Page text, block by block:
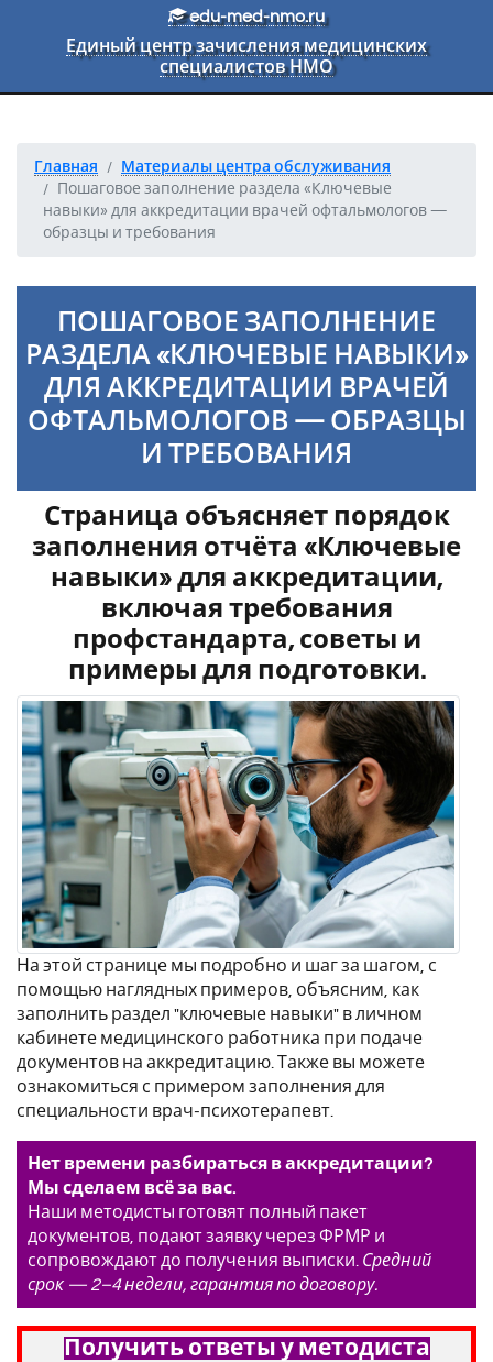
Перейти к основному текстуedu-med-nmo.ru
Единый центр зачисления медицинских
специалистов НМО
Главная
Материалы центра обслуживания
Пошаговое заполнение раздела «Ключевые
навыки» для аккредитации врачей офтальмологов —
образцы и требования
ПОШАГОВОЕ ЗАПОЛНЕНИЕ
РАЗДЕЛА «КЛЮЧЕВЫЕ НАВЫКИ»
ДЛЯ АККРЕДИТАЦИИ ВРАЧЕЙ
ОФТАЛЬМОЛОГОВ — ОБРАЗЦЫ
И ТРЕБОВАНИЯ
Страница объясняет порядок
заполнения отчёта «Ключевые
навыки» для аккредитации,
включая требования
профстандарта, советы и
примеры для подготовки.
На этой странице мы подробно и шаг за шагом, с
помощью наглядных примеров, объясним, как
заполнить раздел "ключевые навыки" в личном
кабинете медицинского работника при подаче
документов на аккредитацию. Также вы можете
ознакомиться с примером заполнения для
специальности врач-психотерапевт.
Нет времени разбираться в аккредитации?
Мы сделаем всё за вас.
Наши методисты готовят полный пакет
документов, подают заявку через ФРМР и
сопровождают до получения выписки. Средний
срок — 2–4 недели, гарантия по договору.
Получить ответы у методиста